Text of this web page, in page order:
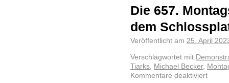
Die 657.
dem
Veröffentlicht am 25. April
Verschlagwortet mit
Tiarks, Michael Becker,
Kommentare deaktiviert